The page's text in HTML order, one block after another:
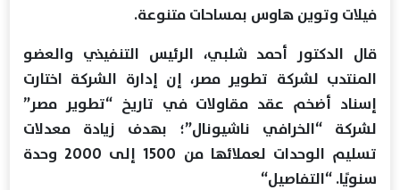
فيلات وتوين هاوس بمساحات متنوعة.
قال الدكتور أحمد شلبي، الرئيس التنفيذي والعضو
المنتدب لشركة تطوير مصر، إن إدارة الشركة اختارت
إسناد أضخم عقد مقاولات في تاريخ “تطوير مصر”
لشركة “الخرافي ناشيونال”؛ بهدف زيادة معدلات
تسليم الوحدات لعملائها من 1500 إلى 2000 وحدة
سنويًا. “التفاصيل“